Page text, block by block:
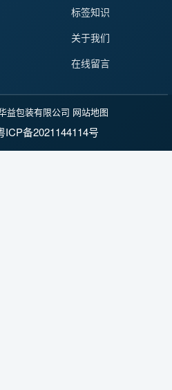
标签知识
关于我们
在线留言
益包装有限公司 网站地图
ICP备2021144114号